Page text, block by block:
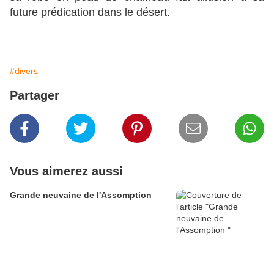
future prédication dans le désert.
#divers
Partager
Vous aimerez aussi
Grande neuvaine de l'Assomption